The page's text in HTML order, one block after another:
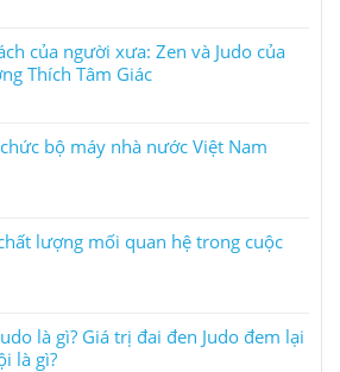
của người xưa: Zen và Judo của
Thích Tâm Giác
bộ máy nhà nước Việt Nam
lượng mối quan hệ trong cuộc
là gì? Giá trị đai đen Judo đem lại
là gì?